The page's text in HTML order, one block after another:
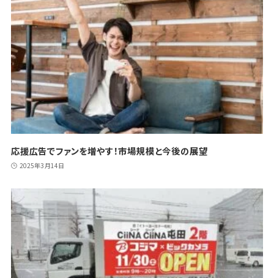
応援広告でファンを増やす！市場規模と今後の展望
2025年3月14日